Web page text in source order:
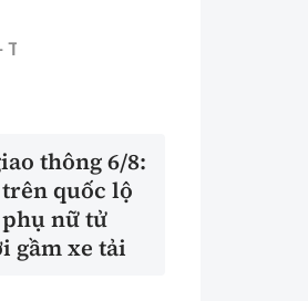
Infographic
English
Các chuyên trang
thao
thông 6/8:
quốc lộ
nữ tử
gầm xe tải